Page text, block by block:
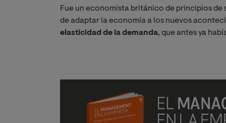
Fue un economista británico de principios
de adaptar la economía a los nuevos
elasticidad de la demanda, que antes ya